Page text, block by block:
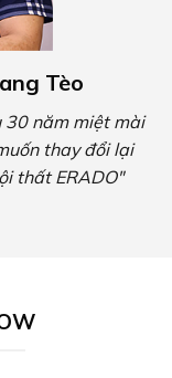
Tèo
30 năm miệt mài
thay đổi lại
thất ERADO"